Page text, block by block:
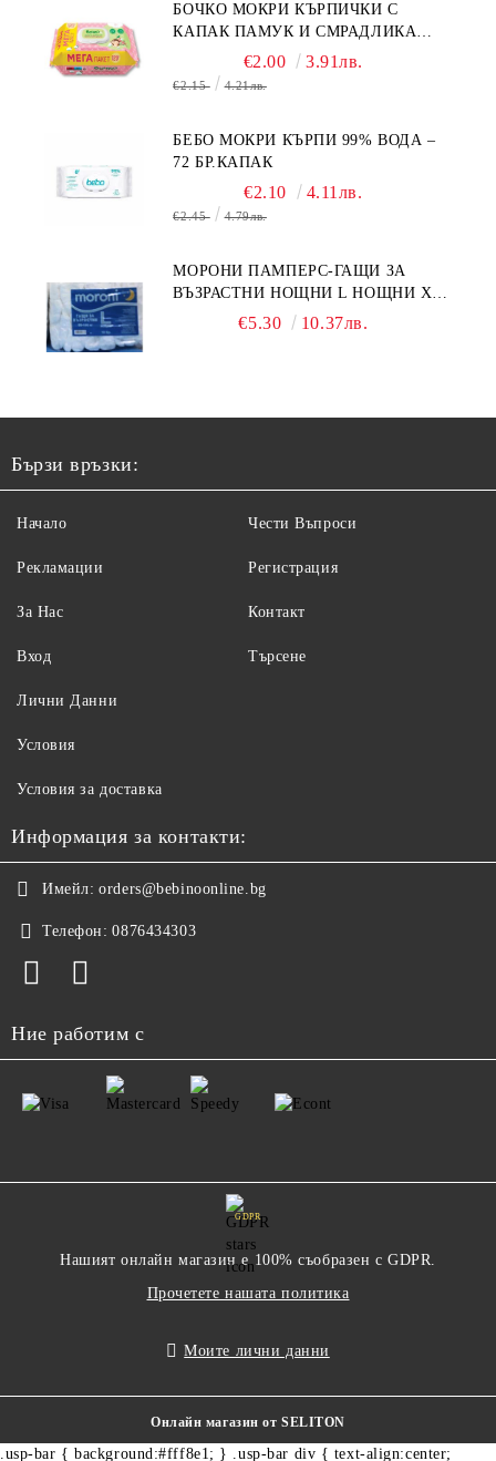
БОЧКО МОКРИ КЪРПИЧКИ С
КАПАК ПАМУК И СМРАДЛИКА
€2.00 3.91лв.
€2.15 4.21лв.
БЕБО МОКРИ КЪРПИ 99% ВОДА –
72 БР.КАПАК
€2.10 4.11лв.
€2.45 4.79лв.
МОРОНИ ПАМПЕРС-ГАЩИ ЗА
ВЪЗРАСТНИ НОЩНИ L НОЩНИ X
€5.30 10.37лв.
Бързи връзки:
Начало
Рекламации
За Нас
Вход
Чести Въпроси
Регистрация
Контакт
Търсене
Лични Данни
Условия
Условия за доставка
Информация за контакти:
Имейл: orders@bebinoonline.bg
Телефон: 0876434303
Ние работим с
GDPR
Нашият онлайн магазин е 100% съобразен с GDPR.
Прочетете нашата политика
Моите лични данни
Онлайн магазин от SELITON
.usp-bar { background:#fff8e1; } .usp-bar div { text-align:center;